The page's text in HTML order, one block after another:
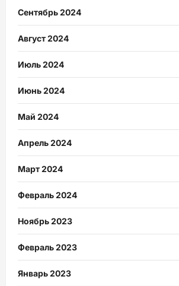
Сентябрь 2024
Август 2024
Июль 2024
Июнь 2024
Май 2024
Апрель 2024
Март 2024
Февраль 2024
Ноябрь 2023
Февраль 2023
Январь 2023